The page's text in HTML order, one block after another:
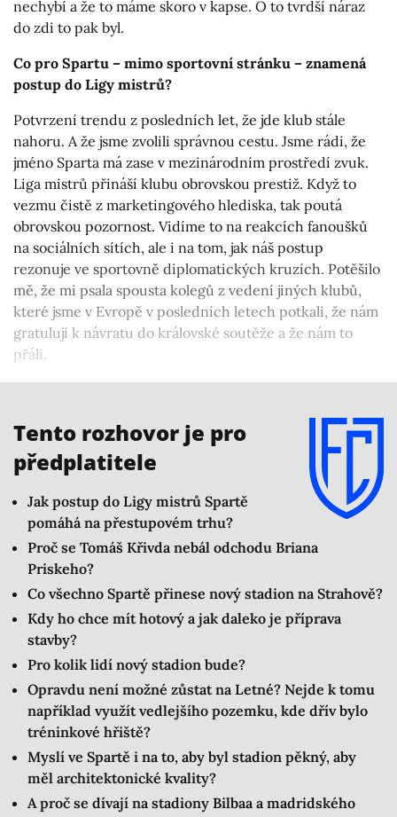
nechybí a že to máme skoro v kapse. O to tvrdší náraz
do zdi to pak byl.
Co pro Spartu – mimo sportovní stránku – znamená
postup do Ligy mistrů?
Potvrzení trendu z posledních let, že jde klub stále
nahoru. A že jsme zvolili správnou cestu. Jsme rádi, že
jméno Sparta má zase v mezinárodním prostředí zvuk.
Liga mistrů přináší klubu obrovskou prestiž. Když to
vezmu čistě z marketingového hlediska, tak poutá
obrovskou pozornost. Vidíme to na reakcích fanoušků
na sociálních sítích, ale i na tom, jak náš postup
rezonuje ve sportovně diplomatických kruzích. Potěšilo
mě, že mi psala spousta kolegů z vedení jiných klubů,
které jsme v Evropě v posledních letech potkali, že nám
gratulují k návratu do královské soutěže a že nám to
přáli.
Tento rozhovor je pro
předplatitele
Jak postup do Ligy mistrů Spartě
pomáhá na přestupovém trhu?
Proč se Tomáš Křivda nebál odchodu Briana
Priskeho?
Co všechno Spartě přinese nový stadion na Strahově?
Kdy ho chce mít hotový a jak daleko je příprava
stavby?
Pro kolik lidí nový stadion bude?
Opravdu není možné zůstat na Letné? Nejde k tomu
například využít vedlejšího pozemku, kde dřív bylo
tréninkové hřiště?
Myslí ve Spartě i na to, aby byl stadion pěkný, aby
měl architektonické kvality?
A proč se dívají na stadiony Bilbaa a madridského